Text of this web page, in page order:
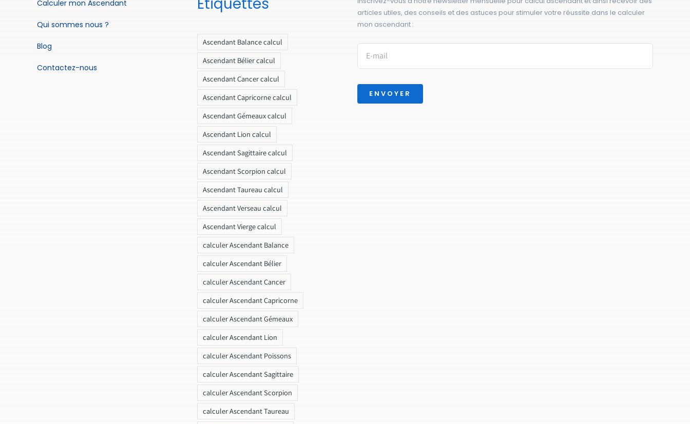
Calculer mon Ascendant
Qui sommes nous ?
Blog
Contactez-nous
Ascendant Balance calcul
Ascendant Bélier calcul
Ascendant Cancer calcul
Ascendant Capricorne calcul
Ascendant Gémeaux calcul
Ascendant Lion calcul
Ascendant Sagittaire calcul
Ascendant Scorpion calcul
Ascendant Taureau calcul
Ascendant Verseau calcul
Ascendant Vierge calcul
calculer Ascendant Balance
calculer Ascendant Bélier
calculer Ascendant Cancer
calculer Ascendant Capricorne
calculer Ascendant Gémeaux
calculer Ascendant Lion
calculer Ascendant Poissons
calculer Ascendant Sagittaire
calculer Ascendant Scorpion
calculer Ascendant Taureau
articles utiles, des conseils et des astuces pour stimuler votre réussite dans le calculer
mon ascendant :
ENVOYER